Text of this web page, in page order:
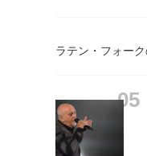
ラテン・フォー